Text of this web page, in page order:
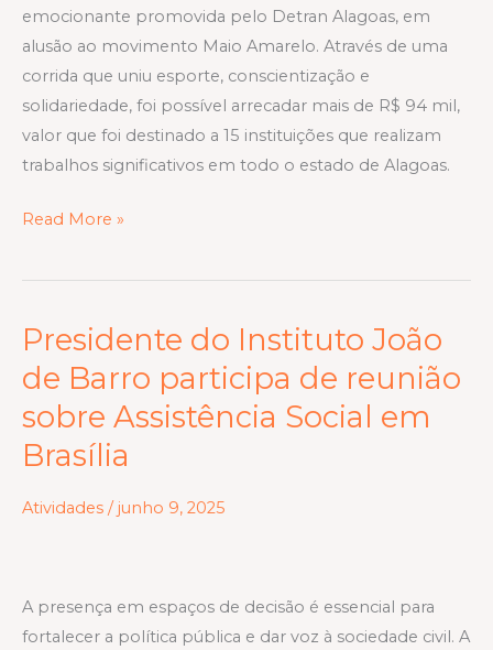
emocionante promovida pelo Detran Alagoas, em
alusão ao movimento Maio Amarelo. Através de uma
corrida que uniu esporte, conscientização e
solidariedade, foi possível arrecadar mais de R$ 94 mil,
valor que foi destinado a 15 instituições que realizam
trabalhos significativos em todo o estado de Alagoas.
Detran
Alagoas
no
Maio
Amarelo
Read More »
Presidente do Instituto João
de Barro participa de reunião
sobre Assistência Social em
Brasília
Atividades / junho 9, 2025
A presença em espaços de decisão é essencial para
fortalecer a política pública e dar voz à sociedade civil. A
Presidente
do
Instituto
João
de
participa
sobre
Assistência